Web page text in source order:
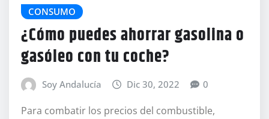
CONSUMO
¿Cómo puedes ahorrar gasolina o
gasóleo con tu coche?
Soy Andalucía Dic 30, 2022 0
Para combatir los precios del combustible,